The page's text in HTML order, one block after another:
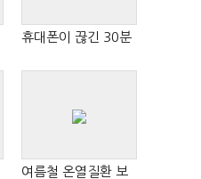
휴대폰이 끊긴 30분
여름철 온열질환 보